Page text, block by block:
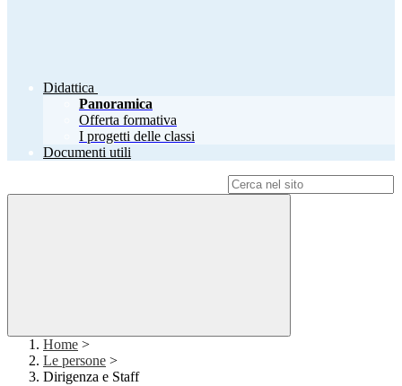
Didattica
Panoramica
Offerta formativa
I progetti delle classi
Documenti utili
Home >
Le persone >
Dirigenza e Staff